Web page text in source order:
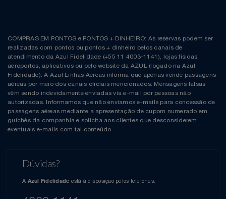
COMPRAS EM PONTOS e PONTOS + DINHEIRO: As reservas podem ser
realizadas com pontos ou pontos + dinheiro pelos canais de
atendimento da Azul Fidelidade (+55 11 4003-1141), lojas físicas,
aeroportos, aplicativos ou pelo website da AZUL (logado na Azul
Fidelidade). A Azul Linhas Aéreas informa que apenas vende passagens
aéreas por meio dos canais oficiais mencionados. Mensagens falsas
vêm sendo indevidamente enviadas via e-mail por pessoas não
autorizadas. Informamos que não enviamos e-mails para concessão de
passagens aéreas mediante a apresentação de cupom numerado em
guichês da companhia e solicita aos clientes que desconsiderem
eventuais e-mails com tal conteúdo.
Dúvidas?
A Azul Fidelidade está à disposição pelos telefones: